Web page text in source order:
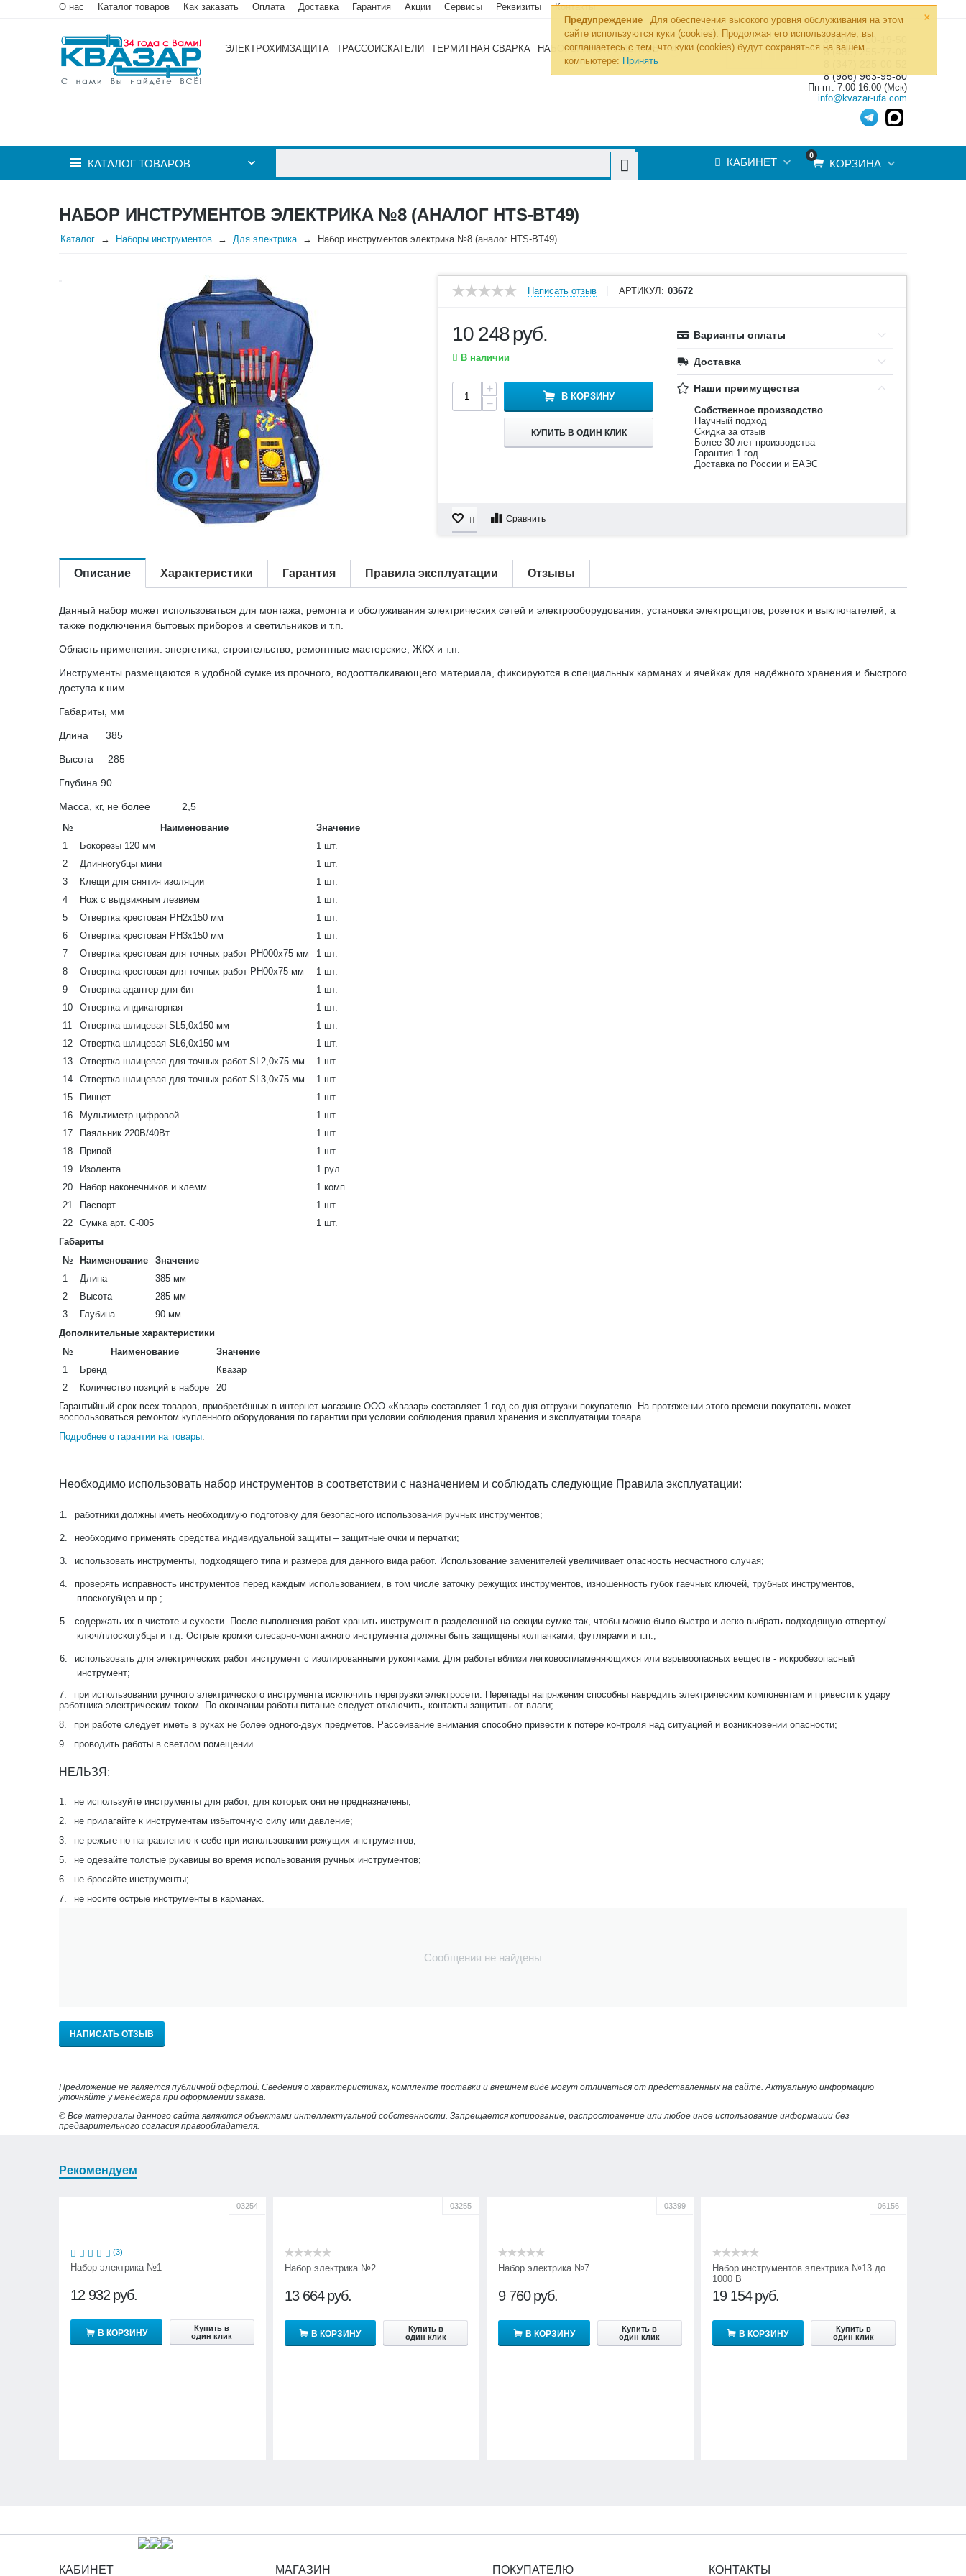
×
Предупреждение
Для обеспечения высокого уровня обслуживания на этом
сайте используются куки (cookies). Продолжая его использование, вы
соглашаетесь с тем, что куки (cookies) будут сохраняться на вашем
компьютере: Принять
О нас Каталог товаров Как заказать Оплата Доставка Гарантия Акции Сервисы Реквизиты Контакты
ЭЛЕКТРОХИМЗАЩИТА ТРАССОИСКАТЕЛИ ТЕРМИТНАЯ СВАРКА НАБОРЫ ИНСТРУМЕНТОВ »
8 (800) 700-19-50
8 (495) 255-77-08
8 (986) 963-95-80
Пн-пт: 7.00-16.00 (Мск)
info@kvazar-ufa.com
КАТАЛОГ ТОВАРОВ
0
КОРЗИНА
КАБИНЕТ
НАБОР ИНСТРУМЕНТОВ ЭЛЕКТРИКА №8 (АНАЛОГ HTS-BT49)
Каталог Наборы инструментов Для электрика Набор инструментов электрика №8 (аналог HTS-BT49)
Написать отзыв АРТИКУЛ: 03672
10 248руб.
В наличии
+
−
В КОРЗИНУ
КУПИТЬ В ОДИН КЛИК
Варианты оплаты
Доставка
Наши преимущества
Собственное производство
Научный подход
Скидка за отзыв
Более 30 лет производства
Гарантия 1 год
Доставка по России и ЕАЭС
Сравнить
Описание Характеристики Гарантия Правила эксплуатации Отзывы
Данный набор может использоваться для монтажа, ремонта и обслуживания электрических сетей и электрооборудования, установки электрощитов, розеток и выключателей, а
также подключения бытовых приборов и светильников и т.п.
Область применения: энергетика, строительство, ремонтные мастерские, ЖКХ и т.п.
Инструменты размещаются в удобной сумке из прочного, водоотталкивающего материала, фиксируются в специальных карманах и ячейках для надёжного хранения и быстрого
доступа к ним.
Габариты, мм
Длина 385
Высота 285
Глубина 90
Масса, кг, не более 2,5
№ Наименование
Значение
1
Бокорезы 120 мм
1 шт.
2
Длинногубцы мини
1 шт.
3
Клещи для снятия изоляции
1 шт.
4
Нож с выдвижным лезвием
1 шт.
5
Отвертка крестовая PH2x150 мм
1 шт.
6
Отвертка крестовая PH3х150 мм
1 шт.
7
Отвертка крестовая для точных работ PH000x75 мм
1 шт.
8
Отвертка крестовая для точных работ PH00x75 мм
1 шт.
9
Отвертка адаптер для бит
1 шт.
10
Отвертка индикаторная
1 шт.
11
Отвертка шлицевая SL5,0х150 мм
1 шт.
12
Отвертка шлицевая SL6,0x150 мм
1 шт.
13
Отвертка шлицевая для точных работ SL2,0х75 мм
1 шт.
14
Отвертка шлицевая для точных работ SL3,0x75 мм
1 шт.
15
Пинцет
1 шт.
16
Мультиметр цифровой
1 шт.
17
Паяльник 220В/40Вт
1 шт.
18
Припой
1 шт.
19
Изолента
1 рул.
20
Набор наконечников и клемм
1 комп.
21
Паспорт
1 шт.
22
Сумка арт. С-005
1 шт.
Габариты
№
Наименование
Значение
1
Длина
385 мм
2
Высота
285 мм
3
Глубина
90 мм
Дополнительные характеристики
№
Наименование
Значение
1
Бренд
Квазар
2
Количество позиций в наборе
20
Гарантийный срок всех товаров, приобретённых в интернет-магазине ООО «Квазар» составляет 1 год со дня отгрузки покупателю. На протяжении этого времени покупатель может
воспользоваться ремонтом купленного оборудования по гарантии при условии соблюдения правил хранения и эксплуатации товара.
Подробнее о гарантии на товары.
Необходимо использовать набор инструментов в соответствии с назначением и соблюдать следующие Правила эксплуатации:
1. работники должны иметь необходимую подготовку для безопасного использования ручных инструментов;
2. необходимо применять средства индивидуальной защиты – защитные очки и перчатки;
3. использовать инструменты, подходящего типа и размера для данного вида работ. Использование заменителей увеличивает опасность несчастного случая;
4.
проверять исправность инструментов перед каждым использованием, в том числе заточку режущих инструментов, изношенность губок гаечных ключей, трубных инструментов,
плоскогубцев и пр.;
5.
содержать их в чистоте и сухости. После выполнения работ хранить инструмент в разделенной на секции сумке так, чтобы можно было быстро и легко выбрать подходящую отвертку/
ключ/плоскогубцы и т.д. Острые кромки слесарно-монтажного инструмента должны быть защищены колпачками, футлярами и т.п.;
6.
использовать для электрических работ инструмент с изолированными рукоятками. Для работы вблизи легковоспламеняющихся или взрывоопасных веществ - искробезопасный
инструмент;
7.
при использовании ручного электрического инструмента исключить перегрузки электросети. Перепады напряжения способны навредить электрическим компонентам и привести к удару
работника электрическим током. По окончании работы питание следует отключить, контакты защитить от влаги;
8.
при работе следует иметь в руках не более одного-двух предметов. Рассеивание внимания способно привести к потере контроля над ситуацией и возникновении опасности;
9.
проводить работы в светлом помещении.
НЕЛЬЗЯ:
1.
не используйте инструменты для работ, для которых они не предназначены;
2.
не прилагайте к инструментам избыточную силу или давление;
3.
не режьте по направлению к себе при использовании режущих инструментов;
5.
не одевайте толстые рукавицы во время использования ручных инструментов;
6.
не бросайте инструменты;
7.
не носите острые инструменты в карманах.
Сообщения не найдены
НАПИСАТЬ ОТЗЫВ
Предложение не является публичной офертой. Сведения о характеристиках, комплекте поставки и внешнем виде могут отличаться от представленных на сайте. Актуальную информацию
уточняйте у менеджера при оформлении заказа.
© Все материалы данного сайта являются объектами интеллектуальной собственности. Запрещается копирование, распространение или любое иное использование информации без
предварительного согласия правообладателя.
Рекомендуем
03254
(3)
Набор электрика №1
12 932 руб.
В КОРЗИНУ
Купить в
один клик
03255
Набор электрика №2
13 664 руб.
В КОРЗИНУ
Купить в
один клик
03399
Набор электрика №7
9 760 руб.
В КОРЗИНУ
Купить в
один клик
06156
Набор инструментов электрика №13 до
1000 В
19 154 руб.
В КОРЗИНУ
Купить в
один клик
КАБИНЕТ МАГАЗИН ПОКУПАТЕЛЮ КОНТАКТЫ